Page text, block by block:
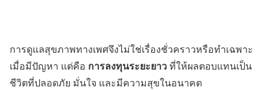
การดูแลสุขภาพทางเพศจึงไม่ใช่เรื่องชั่วคราวหรือทำเฉพาะ
เมื่อมีปัญหา แต่คือ การลงทุนระยะยาวที่ให้ผลตอบแทนเป็น
ชีวิตที่ปลอดภัย มั่นใจ และมีความสุขในอนาคต